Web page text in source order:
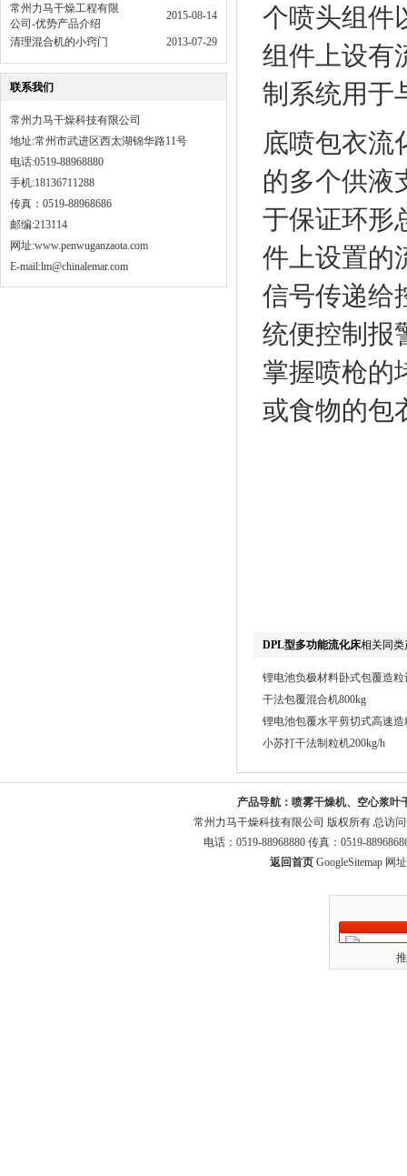
常州力马干燥工程有限
公司-优势产品介绍
2015-08-14
清理混合机的小窍门 2013-07-29
联系我们
常州力马干燥科技有限公司
地址:常州市武进区西太湖锦华路11号
电话:0519-88968880
手机:18136711288
传真：0519-88968686
邮编:213114
网址:www.penwuganzaota.com
E-mail:lm@chinalemar.com
个喷头组件
组件上设有
制系统用于
底喷包衣流
的多个供液
于保证环形
件上设置的
信号传递给
统便控制报
掌握喷枪的
或食物的包
DPL型多功能流化床相关同类
锂电池负极材料卧式包覆造粒
干法包覆混合机800kg
锂电池包覆水平剪切式高速造
小苏打干法制粒机200kg/h
产品导航： 喷雾干燥机、空心浆叶
常州力马干燥科技有限公司 版权所有 总访
电话：0519-88968880 传真：0519-
返回首页 GoogleSitemap网址